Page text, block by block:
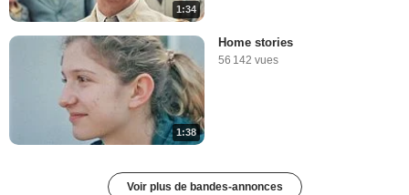
1:34
1:38
Home stories
56 142 vues
Voir plus de bandes-annonces